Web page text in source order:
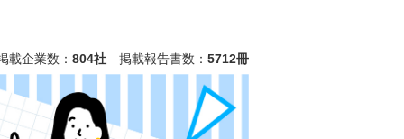
載企業数： 804社 掲載報告書数： 5712冊